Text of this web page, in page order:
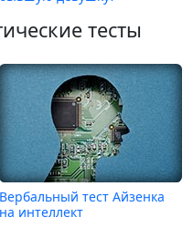
тесты
Вербальный тест Айзенка
на интеллект